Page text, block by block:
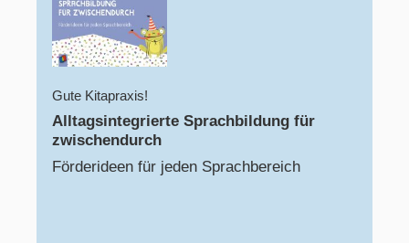
Gute Kitapraxis!
Alltagsintegrierte Sprachbildung für
zwischendurch
Förderideen für jeden Sprachbereich